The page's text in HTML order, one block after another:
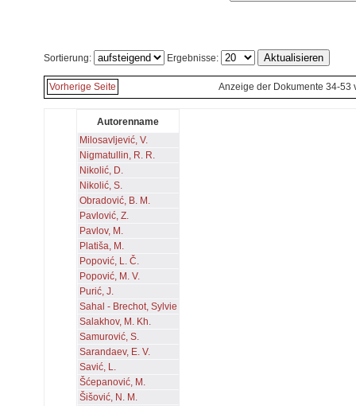
Sortierung: Ergebnisse:
Vorherige Seite Anzeige der Dokumente 34-53
Autorenname
Milosavljević, V.
Nigmatullin, R. R.
Nikolić, D.
Nikolić, S.
Obradović, B. M.
Pavlović, Z.
Pavlov, M.
Platiša, M.
Popović, L. Č.
Popović, M. V.
Purić, J.
Sahal - Brechot, Sylvie
Salakhov, M. Kh.
Samurović, S.
Sarandaev, E. V.
Savić, L.
Šćepanović, M.
Šišović, N. M.